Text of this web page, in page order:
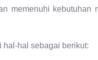
memenuhi kebutuhan
hal-hal sebagai berikut: